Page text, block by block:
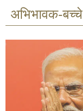
अभिभावक-बच्चे